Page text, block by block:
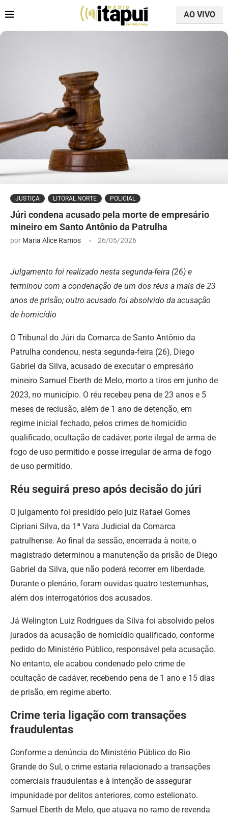
AO VIVO
JUSTIÇA LITORAL NORTE POLICIAL
Júri condena acusado pela morte de empresário
mineiro em Santo Antônio da Patrulha
por Maria Alice Ramos 26/05/2026
Julgamento foi realizado nesta segunda-feira (26) e
terminou com a condenação de um dos réus a mais de 23
anos de prisão; outro acusado foi absolvido da acusação
de homicídio
O Tribunal do Júri da Comarca de Santo Antônio da
Patrulha condenou, nesta segunda-feira (26), Diego
Gabriel da Silva, acusado de executar o empresário
mineiro Samuel Eberth de Melo, morto a tiros em junho de
2023, no município. O réu recebeu pena de 23 anos e 5
meses de reclusão, além de 1 ano de detenção, em
regime inicial fechado, pelos crimes de homicídio
qualificado, ocultação de cadáver, porte ilegal de arma de
fogo de uso permitido e posse irregular de arma de fogo
de uso permitido.
Réu seguirá preso após decisão do júri
O julgamento foi presidido pelo juiz Rafael Gomes
Cipriani Silva, da 1ª Vara Judicial da Comarca
patrulhense. Ao final da sessão, encerrada à noite, o
magistrado determinou a manutenção da prisão de Diego
Gabriel da Silva, que não poderá recorrer em liberdade.
Durante o plenário, foram ouvidas quatro testemunhas,
além dos interrogatórios dos acusados.
Já Welington Luiz Rodrigues da Silva foi absolvido pelos
jurados da acusação de homicídio qualificado, conforme
pedido do Ministério Público, responsável pela acusação.
No entanto, ele acabou condenado pelo crime de
ocultação de cadáver, recebendo pena de 1 ano e 15 dias
de prisão, em regime aberto.
Crime teria ligação com transações
fraudulentas
Conforme a denúncia do Ministério Público do Rio
Grande do Sul, o crime estaria relacionado a transações
comerciais fraudulentas e à intenção de assegurar
impunidade por delitos anteriores, como estelionato.
Samuel Eberth de Melo, que atuava no ramo de revenda